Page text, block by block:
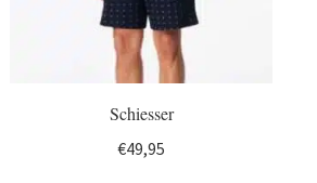
Schiesser
€49,95